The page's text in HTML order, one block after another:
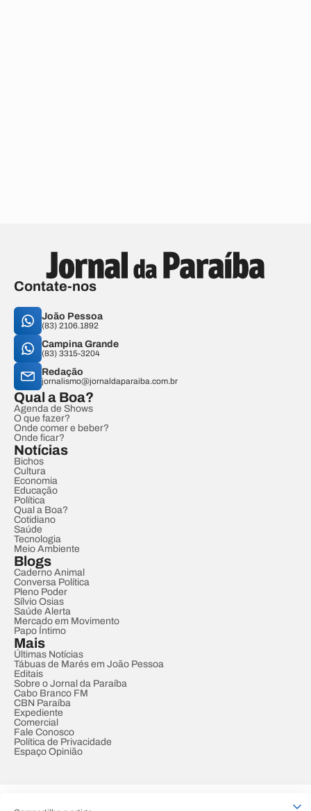
Contate-nos
João Pessoa
(83) 2106.1892
Campina Grande
(83) 3315-3204
Redação
jornalismo@jornaldaparaiba.com.br
Qual a Boa?
Agenda de Shows
O que fazer?
Onde comer e beber?
Onde ficar?
Notícias
Bichos
Cultura
Economia
Educação
Política
Qual a Boa?
Cotidiano
Saúde
Tecnologia
Meio Ambiente
Blogs
Caderno Animal
Conversa Política
Pleno Poder
Sílvio Osias
Saúde Alerta
Mercado em Movimento
Papo Íntimo
Mais
Últimas Notícias
Tábuas de Marés em João Pessoa
Editais
Sobre o Jornal da Paraíba
Cabo Branco FM
CBN Paraíba
Expediente
Comercial
Fale Conosco
Política de Privacidade
Espaço Opinião